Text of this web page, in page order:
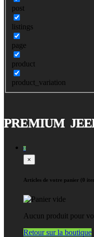
post
listings
page
product
product_variation
PREMIUM
0
×
Articles de votre panier (0
Aucun produit pour
Retour sur la boutique